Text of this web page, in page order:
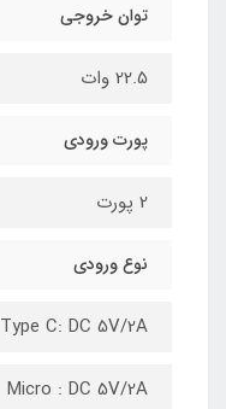
توان خروجی
22.5 وات
پورت ورودی
2 پورت
نوع ورودی
Type C: DC 5V/2A
Micro : DC 5V/2A